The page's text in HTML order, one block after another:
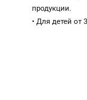
продукции.
• Для детей от